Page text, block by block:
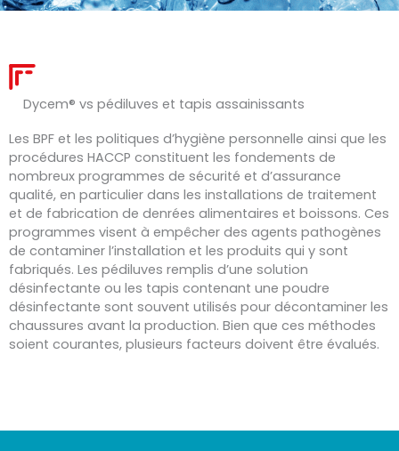
Dycem® vs pédiluves et tapis assainissants
Les BPF et les politiques d’hygiène personnelle ainsi que les
procédures HACCP constituent les fondements de
nombreux programmes de sécurité et d’assurance
qualité, en particulier dans les installations de traitement
et de fabrication de denrées alimentaires et boissons. Ces
programmes visent à empêcher des agents pathogènes
de contaminer l’installation et les produits qui y sont
fabriqués. Les pédiluves remplis d’une solution
désinfectante ou les tapis contenant une poudre
désinfectante sont souvent utilisés pour décontaminer les
chaussures avant la production. Bien que ces méthodes
soient courantes, plusieurs facteurs doivent être évalués.